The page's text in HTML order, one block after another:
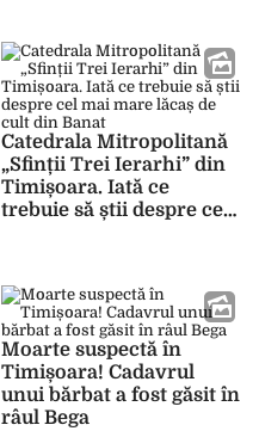
Catedrala Mitropolitană
„Sfinții Trei Ierarhi” din
Timișoara. Iată ce
trebuie să știi despre cel
Moarte suspectă în
Timișoara! Cadavrul
unui bărbat a fost găsit în
râul Bega